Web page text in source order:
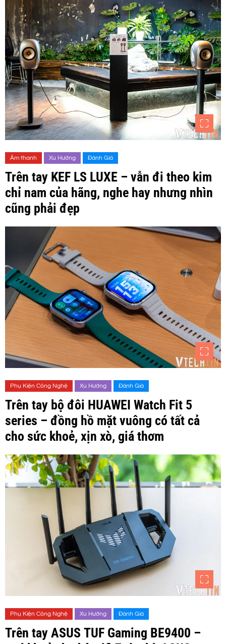
Âm thanh Xu Hướng Đánh Giá
Trên tay KEF LS LUXE – vẫn đi theo kim
chỉ nam của hãng, nghe hay nhưng nhìn
cũng phải đẹp
Phụ Kiện Công Nghệ Xu Hướng Đánh Giá
Trên tay bộ đôi HUAWEI Watch Fit 5
series – đồng hồ mặt vuông có tất cả
cho sức khoẻ, xịn xò, giá thơm
Phụ Kiện Công Nghệ Xu Hướng Đánh Giá
Trên tay ASUS TUF Gaming BE9400 –